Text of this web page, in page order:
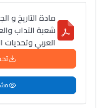
مادة التاريخ و
شعبة الآداب
العربي وتحديات